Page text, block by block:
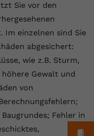
Sie vor den
Im einzelnen sind Sie
abgesichert:
wie z.B. Sturm,
Gewalt und
von
Fehler in
der Nutzer
ID, um
welche